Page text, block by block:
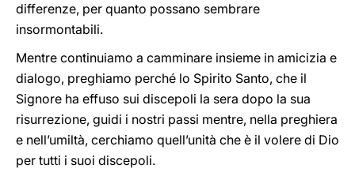
differenze, per quanto possano sembrare
insormontabili.
Mentre continuiamo a camminare insieme in amicizia e
dialogo, preghiamo perché lo Spirito Santo, che il
Signore ha effuso sui discepoli la sera dopo la sua
risurrezione, guidi i nostri passi mentre, nella preghiera
e nell’umiltà, cerchiamo quell’unità che è il volere di Dio
per tutti i suoi discepoli.